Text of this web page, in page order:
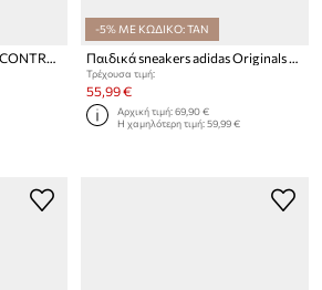
adidas Originals ADISTAR CONTROL 5 sneakers παιδικά
-5% ΜΕ ΚΩΔΙΚΟ: TAN
Παιδικά sneakers adidas Originals SAMBA OG
Τρέχουσα τιμή:
55,99 €
Αρχική τιμή:69,90 €
Η χαμηλότερη τιμή:59,99 €